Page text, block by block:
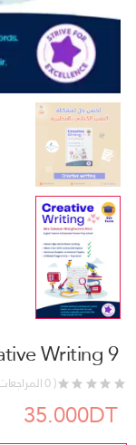
Writing 9
( 0 المراجعات )
35.000DT